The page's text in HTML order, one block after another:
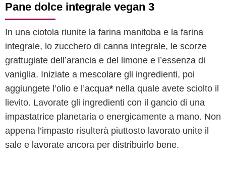
Pane dolce integrale vegan 3
In una ciotola riunite la farina manitoba e la farina
integrale, lo zucchero di canna integrale, le scorze
grattugiate dell’arancia e del limone e l’essenza di
vaniglia. Iniziate a mescolare gli ingredienti, poi
aggiungete l’olio e l’acqua* nella quale avete sciolto il
lievito. Lavorate gli ingredienti con il gancio di una
impastatrice planetaria o energicamente a mano. Non
appena l’impasto risulterà piuttosto lavorato unite il
sale e lavorate ancora per distribuirlo bene.